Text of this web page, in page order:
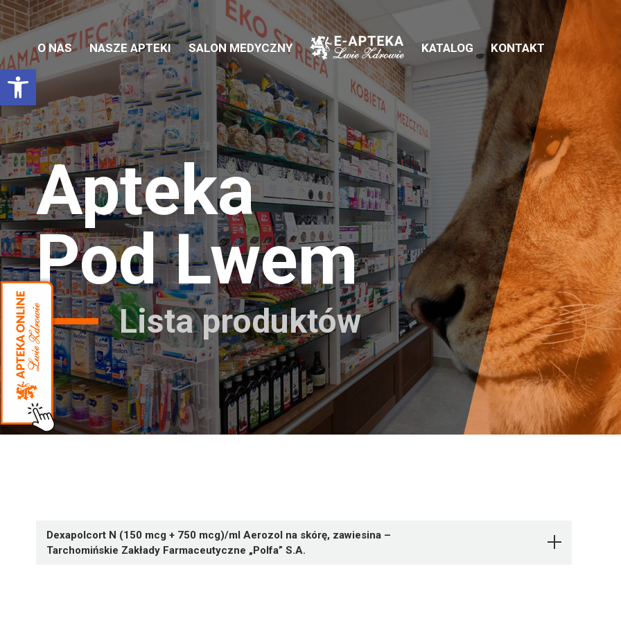
Otwórz pasek narzędzi
O NAS NASZE APTEKI SALON MEDYCZNY KATALOG KONTAKT
Apteka
Pod Lwem
Lista produktów
Dexapolcort N (150 mcg + 750 mcg)/ml Aerozol na skórę, zawiesina –
Tarchomińskie Zakłady Farmaceutyczne „Polfa” S.A.